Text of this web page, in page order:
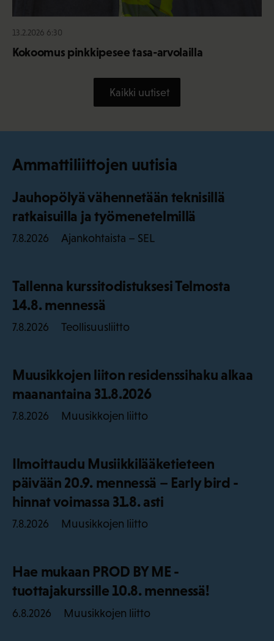
13.2.2026 6:30
Kokoomus pinkkipesee tasa-arvolailla
Kaikki uutiset
Ammattiliittojen uutisia
Jauhopölyä vähennetään teknisillä
ratkaisuilla ja työmenetelmillä
7.8.2026 Ajankohtaista – SEL
Tallenna kurssitodistuksesi Telmosta
14.8. mennessä
7.8.2026 Teollisuusliitto
Muusikkojen liiton residenssihaku alkaa
maanantaina 31.8.2026
7.8.2026 Muusikkojen liitto
Ilmoittaudu Musiikkilääketieteen
päivään 20.9. mennessä – Early bird -
hinnat voimassa 31.8. asti
7.8.2026 Muusikkojen liitto
Hae mukaan PROD BY ME -
tuottajakurssille 10.8. mennessä!
6.8.2026 Muusikkojen liitto